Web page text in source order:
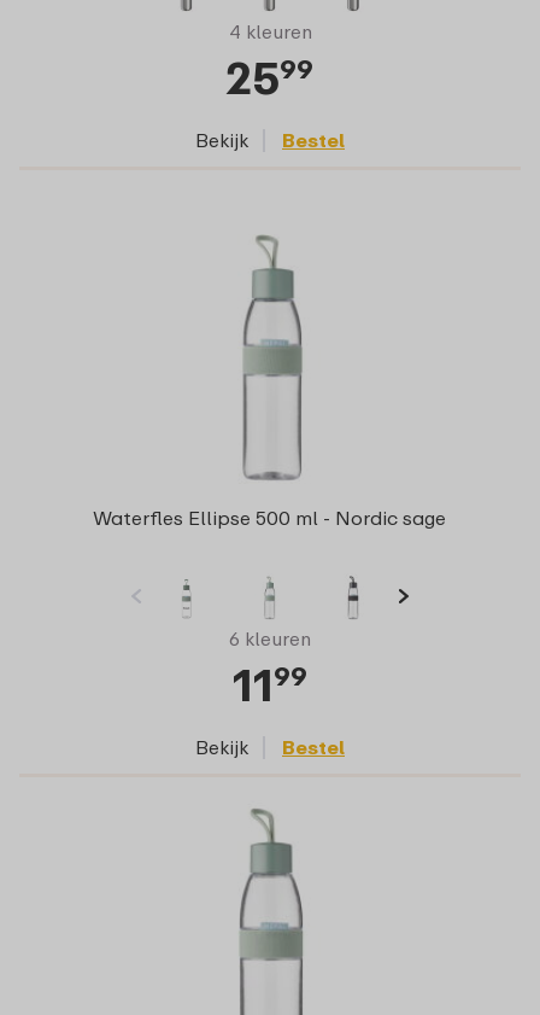
4 kleuren
2599
Bekijk Bestel
Waterfles Ellipse 500 ml - Nordic sage
6 kleuren
1199
Bekijk Bestel